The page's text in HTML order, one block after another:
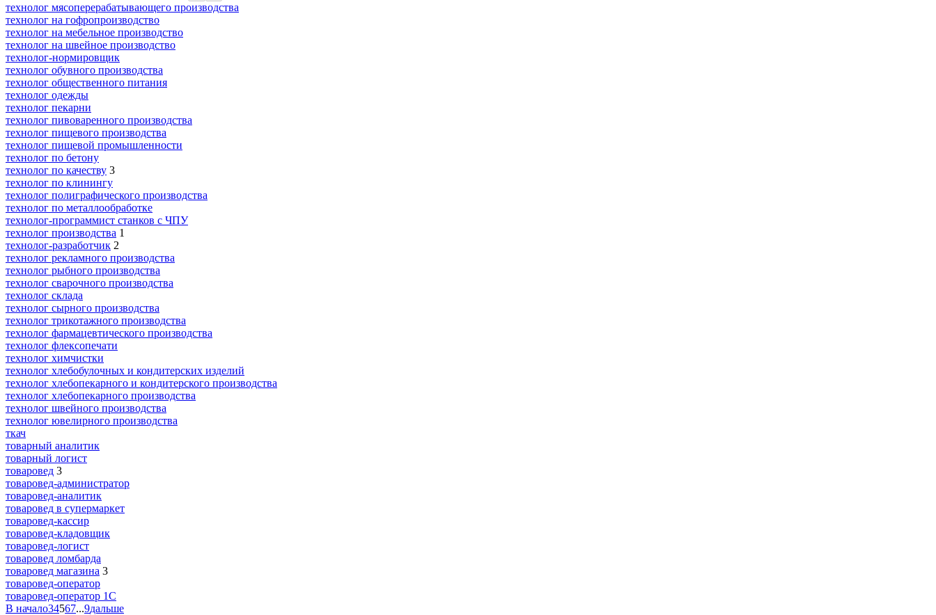
технолог мясоперерабатывающего производства
технолог на гофропроизводство
технолог на мебельное производство
технолог на швейное производство
технолог-нормировщик
технолог обувного производства
технолог общественного питания
технолог одежды
технолог пекарни
технолог пивоваренного производства
технолог пищевого производства
технолог пищевой промышленности
технолог по бетону
технолог по качеству 3
технолог по клинингу
технолог полиграфического производства
технолог по металлообработке
технолог-программист станков с ЧПУ
технолог производства 1
технолог-разработчик 2
технолог рекламного производства
технолог рыбного производства
технолог сварочного производства
технолог склада
технолог сырного производства
технолог трикотажного производства
технолог фармацевтического производства
технолог флексопечати
технолог химчистки
технолог хлебобулочных и кондитерских изделий
технолог хлебопекарного и кондитерского производства
технолог хлебопекарного производства
технолог швейного производства
технолог ювелирного производства
ткач
товарный аналитик
товарный логист
товаровед 3
товаровед-администратор
товаровед-аналитик
товаровед в супермаркет
товаровед-кассир
товаровед-кладовщик
товаровед-логист
товаровед ломбарда
товаровед магазина 3
товаровед-оператор
товаровед-оператор 1С
В начало34567...9дальше